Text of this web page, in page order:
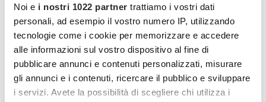
Noi e i nostri 1022 partner trattiamo i vostri dati
personali, ad esempio il vostro numero IP, utilizzando
tecnologie come i cookie per memorizzare e accedere
alle informazioni sul vostro dispositivo al fine di
pubblicare annunci e contenuti personalizzati, misurare
gli annunci e i contenuti, ricercare il pubblico e sviluppare
i servizi. Avete la possibilità di scegliere chi utilizza i
Viviamo in un mondo indissolubilmente legato alla
tecnologia, con strumenti sempre nuovi e
all’avanguardia che
LEGGI L'ARTICOLO